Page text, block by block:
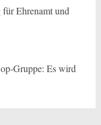
Ehrenamt und
Gruppe: Es wird